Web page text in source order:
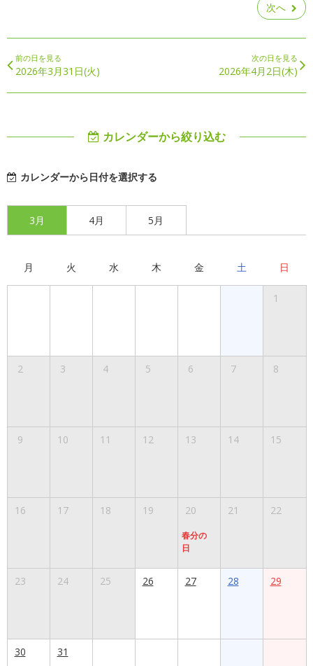
次へ
前の日を見る
2026年3月31日(火)
次の日を見る
2026年4月2日(木)
カレンダーから絞り込む
カレンダーから日付を選択する
3月 4月 5月
月 火 水 木 金 土 日
1
2 3 4 5 6 7 8
9 10 11 12 13 14 15
16 17 18 19 20
春分の
日
21 22
23 24 25 26 27 28 29
30 31